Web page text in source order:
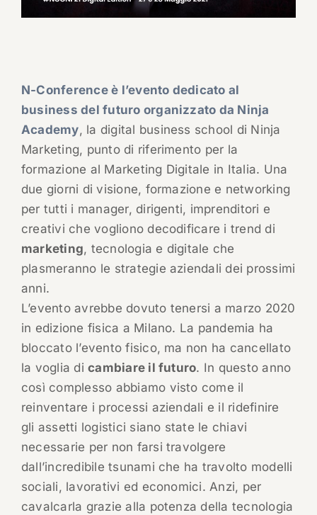
N-Conference è l’evento dedicato al
business del futuro organizzato da Ninja
Academy, la digital business school di Ninja
Marketing, punto di riferimento per la
formazione al Marketing Digitale in Italia. Una
due giorni di visione, formazione e networking
per tutti i manager, dirigenti, imprenditori e
creativi che vogliono decodificare i trend di
marketing, tecnologia e digitale che
plasmeranno le strategie aziendali dei prossimi
anni.
L’evento avrebbe dovuto tenersi a marzo 2020
in edizione fisica a Milano. La pandemia ha
bloccato l’evento fisico, ma non ha cancellato
la voglia dicambiare il futuro. In questo anno
così complesso abbiamo visto come il
reinventare i processi aziendali e il ridefinire
gli assetti logistici siano state le chiavi
necessarie per non farsi travolgere
dall’incredibile tsunami che ha travolto modelli
sociali, lavorativi ed economici. Anzi, per
cavalcarla grazie alla potenza della tecnologia